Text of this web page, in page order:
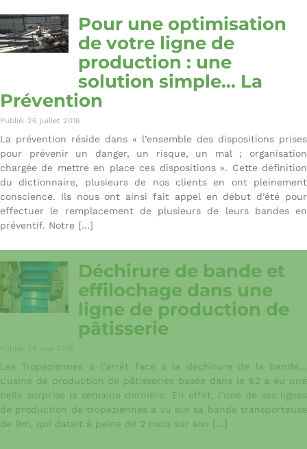
Pour une optimisation
de votre ligne de
production : une
solution simple… La
Prévention
Publié: 26 juillet 2018
La prévention réside dans « l’ensemble des dispositions prises
pour prévenir un danger, un risque, un mal ; organisation
chargée de mettre en place ces dispositions ». Cette définition
du dictionnaire, plusieurs de nos clients en ont pleinement
conscience. Ils nous ont ainsi fait appel en début d’été pour
effectuer le remplacement de plusieurs de leurs bandes en
préventif. Notre […]
Déchirure de bande et
effilochage dans une
ligne de production de
pâtisserie
Les Tropéziennes à l’arrêt face à la déchirure de la bande…
L’usine de production de pâtisseries basée dans le 62 a eu une
belle surprise la semaine dernière. En effet, l’une de ses lignes
de production de tropéziennes a vu sur sa bande transporteuse
de 9m, qui datait à peine de 2 mois sur son […]